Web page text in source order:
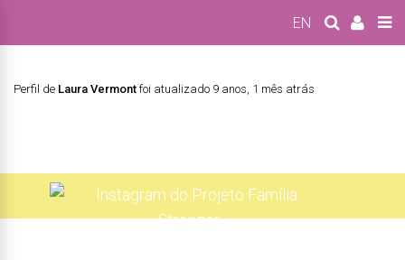
EN
Perfil de Laura Vermont foi atualizado 9 anos, 1 mês atrás